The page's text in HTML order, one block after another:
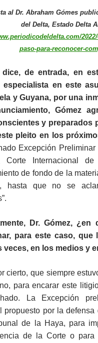
al Dr. Abraham Gómes
del Delta, Estado Delta
paso-para-reconocer-
de entrada, en
especialista en este
y Guyana, por una
Gómez
y preparados
pleito en los
Excepción
Corte Internacional de
de fondo de la
hasta que no se
Dr. Gómez,
para este caso,
veces, en los medios y
cierto, que siempre
para encarar este
La Excepción
propuesto por la
de la Haya, para
de la Corte o